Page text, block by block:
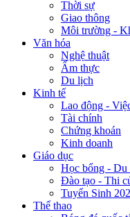
Thời sự
Giao thông
Môi trường -
Văn hóa
Nghệ thuật
Ẩm thực
Du lịch
Kinh tế
Lao động -
Tài chính
Chứng khoán
Kinh doanh
Giáo dục
Học bổng - Du
Đào tạo - Thi
Tuyển Sinh
Thể thao